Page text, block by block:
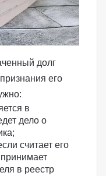
долг
его
в
дело о
считает его
в реестр